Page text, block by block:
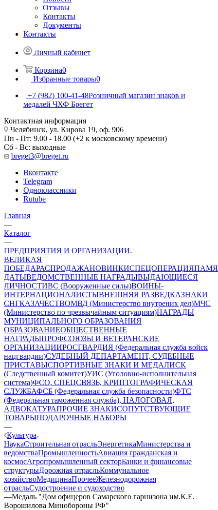
Отзывы
Контакты
Документы
Контакты
Личный кабинет
Корзина0
Избранные товары0
+7 (982) 100-41-48Розничный магазин знаков и
медалей ЧХФ Брегет
Контактная информация
Челябинск, ул. Кирова 19, оф. 906
Пн - Пт: 9.00 - 18.00 (+2 к московскому времени)
Сб - Вс: выходные
breget3@breget.ru
Вконтакте
Telegram
Одноклассники
Rutube
Главная
—
Каталог
—
ПРЕДПРИЯТИЯ И ОРГАНИЗАЦИИ
ВЕЛИКАЯ
ПОБЕДАРАСПРОДАЖАНОВИНКИСПЕЦОПЕРАЦИЯ
ДАТЫВЕДОМСТВЕННЫЕ НАГРАДЫВЫДАЮЩИЕСЯ
ЛИЧНОСТИВС (Вооруженные силы)ВОИНЫ-
ИНТЕРНАЦИОНАЛИСТЫВНЕШНЯЯ РАЗВЕДКАЗНАКИ
СНГКАЗАЧЕСТВОМВД (Министерство внутрених дел)МЧС
(Министерство по чрезвычайным ситуациям)НАГРАДЫ
МУНИЦИПАЛЬНОГО ОБРАЗОВАНИЯ
ОБРАЗОВАНИЕОБЩЕСТВЕННЫЕ
НАГРАДЫПРОФСОЮЗЫ И ВЕТЕРАНСКИЕ
ОРГАНИЗАЦИИРОСГВАРДИЯ (Федеральная служба войск
нацгвардии)СУДЕБНЫЙ ДЕПАРТАМЕНТ, СУДЕБНЫЕ
ПРИСТАВЫСПОРТИВНЫЕ ЗНАКИ И МЕДАЛИСК
(Следственный комитет)УИС (Уголовно-исполнительная
система)ФСО, СПЕЦСВЯЗЬ, КРИПТОГРАФИЧЕСКАЯ
СЛУЖБАФСБ (Федеральная служба безопасности)ФТС
(Федеральная таможенная служба), НАЛОГОВАЯ,
АДВОКАТУРАПРОЧИЕ ЗНАКИСОПУТСТВУЮЩИЕ
ТОВАРЫПОДАРОЧНЫЕ НАБОРЫ
—
Культура
НаукаСтроительная отрасльЭнергетикаМинистерства и
ведомстваПромышленностьАвиация гражданская и
космосАгропромышленный секторБанки и финансовые
структурыДорожная отрасльКоммунальное
хозяйствоМедицинаПрочееЖелезнодорожная
отрасльСудостроение и судоходство
—Медаль "Дом офицеров Самарского гарнизона им.К.Е.
Ворошилова Минобороны РФ"